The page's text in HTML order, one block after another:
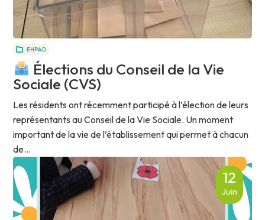
EHPAD
Élections du Conseil de la Vie
Sociale (CVS)
Les résidents ont récemment participé à l’élection de leurs
représentants au Conseil de la Vie Sociale. Un moment
important de la vie de l’établissement qui permet à chacun
de...
12
Juin